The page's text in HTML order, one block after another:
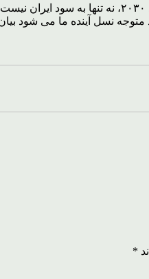
در نهایت و به عنوان نتیجه گیری از این
نسل آینده ما می شود
*